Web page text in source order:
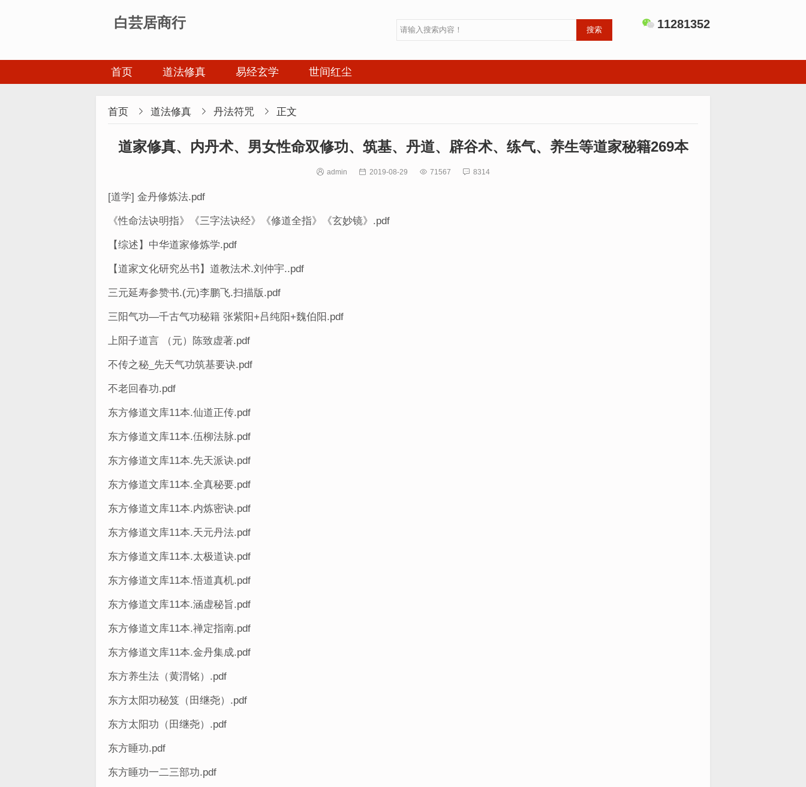
白芸居商行 11281352
搜索
首页 道法修真 易经玄学 世间红尘
首页  道法修真  丹法符咒  正文
道家修真、内丹术、男女性命双修功、筑基、丹道、辟谷术、练气、养生等道家秘籍269本
 admin  2019-08-29  71567  8314
[道学] 金丹修炼法.pdf
《性命法诀明指》《三字法诀经》《修道全指》《玄妙镜》.pdf
【综述】中华道家修炼学.pdf
【道家文化研究丛书】道教法术.刘仲宇..pdf
三元延寿参赞书.(元)李鹏飞.扫描版.pdf
三阳气功—千古气功秘籍 张紫阳+吕纯阳+魏伯阳.pdf
上阳子道言 （元）陈致虚著.pdf
不传之秘_先天气功筑基要诀.pdf
不老回春功.pdf
东方修道文库11本.仙道正传.pdf
东方修道文库11本.伍柳法脉.pdf
东方修道文库11本.先天派诀.pdf
东方修道文库11本.全真秘要.pdf
东方修道文库11本.内炼密诀.pdf
东方修道文库11本.天元丹法.pdf
东方修道文库11本.太极道诀.pdf
东方修道文库11本.悟道真机.pdf
东方修道文库11本.涵虚秘旨.pdf
东方修道文库11本.禅定指南.pdf
东方修道文库11本.金丹集成.pdf
东方养生法（黄渭铭）.pdf
东方太阳功秘笈（田继尧）.pdf
东方太阳功（田继尧）.pdf
东方睡功.pdf
东方睡功一二三部功.pdf